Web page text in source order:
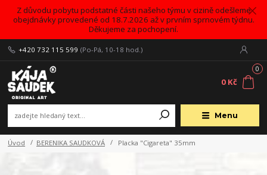
Z důvodu pobytu podstatné části našeho týmu v cizině odešleme
obejdnávky provedené od 18.7.2026 až v prvním sprnovém týdnu.
Děkujeme za pochopení.
Menu
+420 732 115 599 (Po-Pá, 10-18 hod.)
0
0 Kč
Úvod BERENIKA SAUDKOVÁ Placka "Cigareta" 35mm